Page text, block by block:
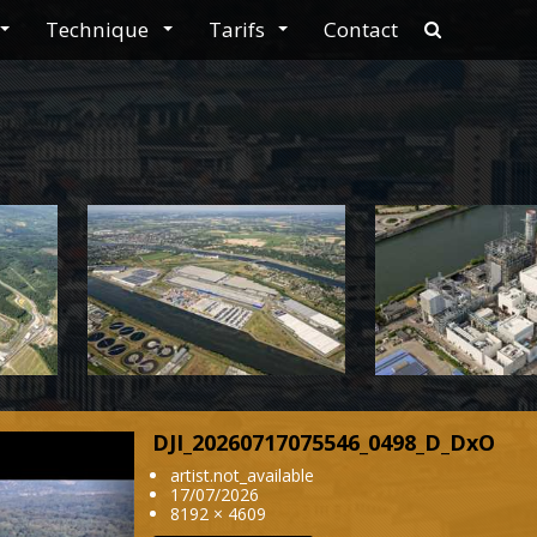
Technique Tarifs
Contact
NextDJI_20260717075546_0498_D_DxO
artist.not_available
17/07/2026
8192 × 4609